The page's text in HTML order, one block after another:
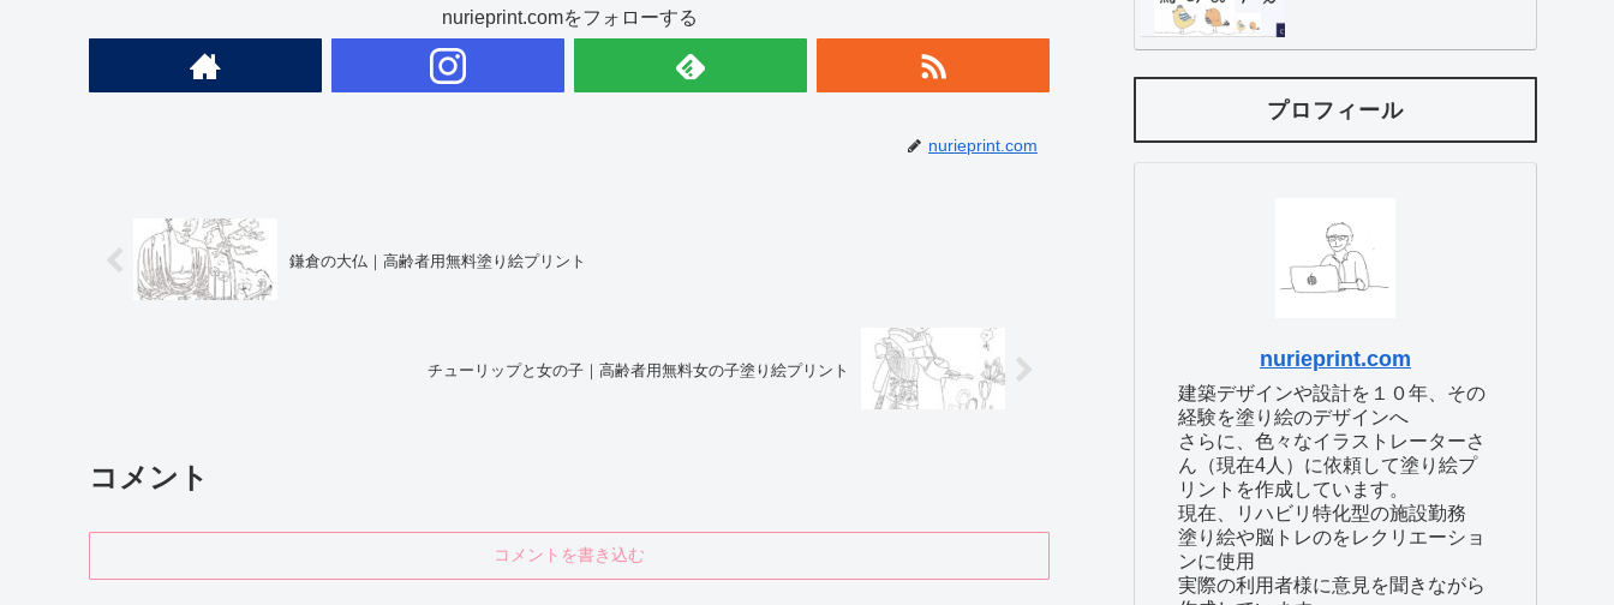
nurieprint.comをフォローする
nurieprint.com
鎌倉の大仏｜高齢者用無料塗り絵プリント
チューリップと女の子｜高齢者用無料女の子塗り絵プリント
コメント
コメントを書き込む
プロフィール
nurieprint.com
建築デザインや設計を１０年、その
経験を塗り絵のデザインへ
さらに、色々なイラストレーターさ
ん（現在4人）に依頼して塗り絵プ
リントを作成しています。
現在、リハビリ特化型の施設勤務
塗り絵や脳トレのをレクリエーショ
ンに使用
実際の利用者様に意見を聞きながら